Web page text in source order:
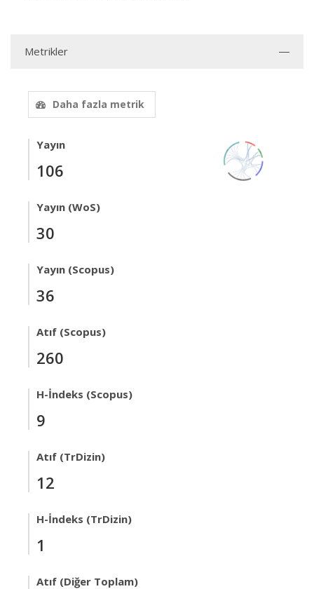
Metrikler
Daha fazla metrik
Yayın
106
Yayın (WoS)
30
Yayın (Scopus)
36
Atıf (Scopus)
260
H-İndeks (Scopus)
9
Atıf (TrDizin)
12
H-İndeks (TrDizin)
1
Atıf (Diğer Toplam)